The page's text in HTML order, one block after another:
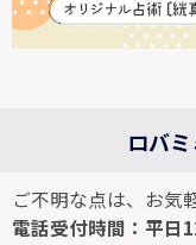
ロバ
ご不明な点は、お気
電話受付時間：平日